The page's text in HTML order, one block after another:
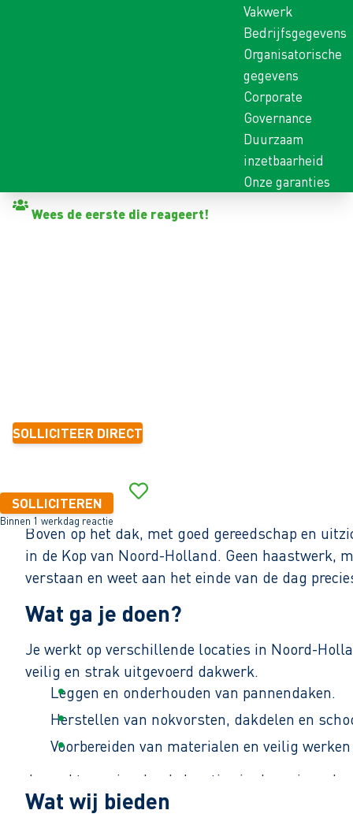
Vakwerk
Bedrijfsgegevens
Organisatorische
gegevens
Corporate
Governance
Duurzaam
inzetbaarheid
Onze garanties
Wees de eerste die reageert!
SOLLICITEER DIRECT
SOLLICITEREN
Binnen 1 werkdag reactie
Boven op het dak, met goed gereedschap en
in de Kop van Noord-Holland. Geen haastwerk,
verstaan en weet aan het einde van de dag
Wat ga je doen?
Je werkt op verschillende locaties in Noord-
veilig en strak uitgevoerd dakwerk.
Leggen en onderhouden van pannendaken.
Herstellen van nokvorsten, dakdelen en
Voorbereiden van materialen en veilig
Je werkt op wisselende locaties in de regio en
Wat wij bieden